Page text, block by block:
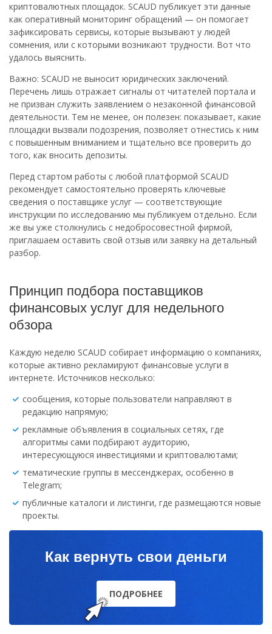
криптовалютных площадок. SCAUD публикует эти данные
как оперативный мониторинг обращений — он помогает
зафиксировать сервисы, которые вызывают у людей
сомнения, или с которыми возникают трудности. Вот что
удалось выяснить.
Важно: SCAUD не выносит юридических заключений.
Перечень лишь отражает сигналы от читателей портала и
не призван служить заявлением о незаконной финансовой
деятельности. Тем не менее, он полезен: показывает, какие
площадки вызвали подозрения, позволяет отнестись к ним
с повышенным вниманием и тщательно все проверить до
того, как вносить депозиты.
Перед стартом работы с любой платформой SCAUD
рекомендует самостоятельно проверять ключевые
сведения о поставщике услуг — соответствующие
инструкции по исследованию мы публикуем отдельно. Если
же вы уже столкнулись с недобросовестной фирмой,
приглашаем оставить свой отзыв или заявку на детальный
разбор.
Принцип подбора поставщиков
финансовых услуг для недельного
обзора
Каждую неделю SCAUD собирает информацию о компаниях,
которые активно рекламируют финансовые услуги в
интернете. Источников несколько:
сообщения, которые пользователи направляют в
редакцию напрямую;
рекламные объявления в социальных сетях, где
алгоритмы сами подбирают аудиторию,
интересующуюся инвестициями и криптовалютами;
тематические группы в мессенджерах, особенно в
Telegram;
публичные каталоги и листинги, где размещаются новые
проекты.
Как вернуть свои деньги
ПОДРОБНЕЕ